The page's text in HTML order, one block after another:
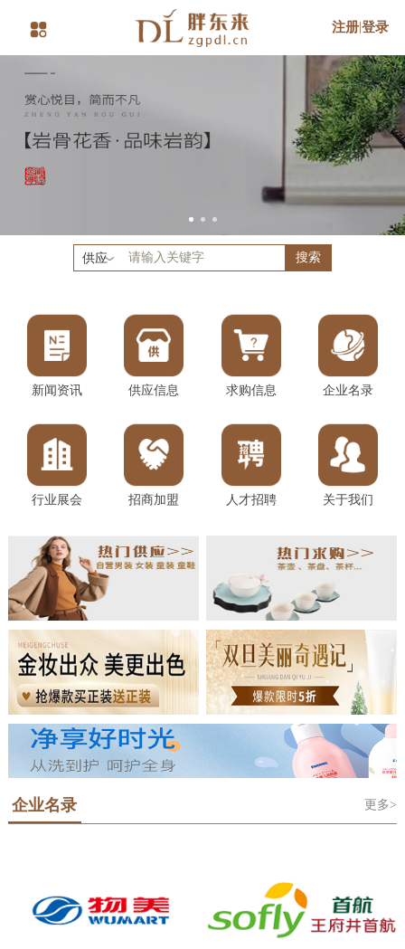
注册 |登录
供应 搜索
新闻资讯 供应信息 求购信息 企业名录
行业展会 招商加盟 人才招聘 关于我们
企业名录 更多>